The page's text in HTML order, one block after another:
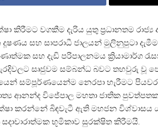
කිරීමට වගකීම දැරිය යුතු ප්රධානතම රාජ්
සහ සාපරාධී ජාලයන් මුලිනුපුටා
සහ දැඩි පරිපාලනමය ක්රියාමාර්ග
සෘජුවම සම්බන්ධ බවට තහවුරු වූ
සම්පූර්‌ණයෙන්ම නෙරපා හැරීමට
ය ආනන්ද විජේපාල මහතා ජාතික
කරන්නේ බිඳවැටී ඇති මහජන
භූමිකාව සුරක්ෂිත කිරීමයි.